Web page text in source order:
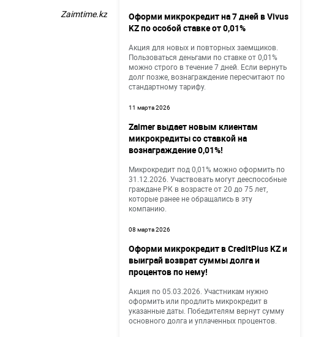
Оформи микрокредит на 7 дней в Vivus
KZ по особой ставке от 0,01%
Акция для новых и повторных заемщиков.
Пользоваться деньгами по ставке от 0,01%
можно строго в течение 7 дней. Если вернуть
долг позже, вознаграждение пересчитают по
стандартному тарифу.
11 марта 2026
Zaimer выдает новым клиентам
микрокредиты со ставкой на
вознаграждение 0,01%!
Микрокредит под 0,01% можно оформить по
31.12.2026. Участвовать могут дееспособные
граждане РК в возрасте от 20 до 75 лет,
которые ранее не обращались в эту
компанию.
08 марта 2026
Оформи микрокредит в CreditPlus KZ и
выиграй возврат суммы долга и
процентов по нему!
Акция по 05.03.2026. Участникам нужно
оформить или продлить микрокредит в
указанные даты. Победителям вернут сумму
основного долга и уплаченных процентов.
Zaimtime.kz